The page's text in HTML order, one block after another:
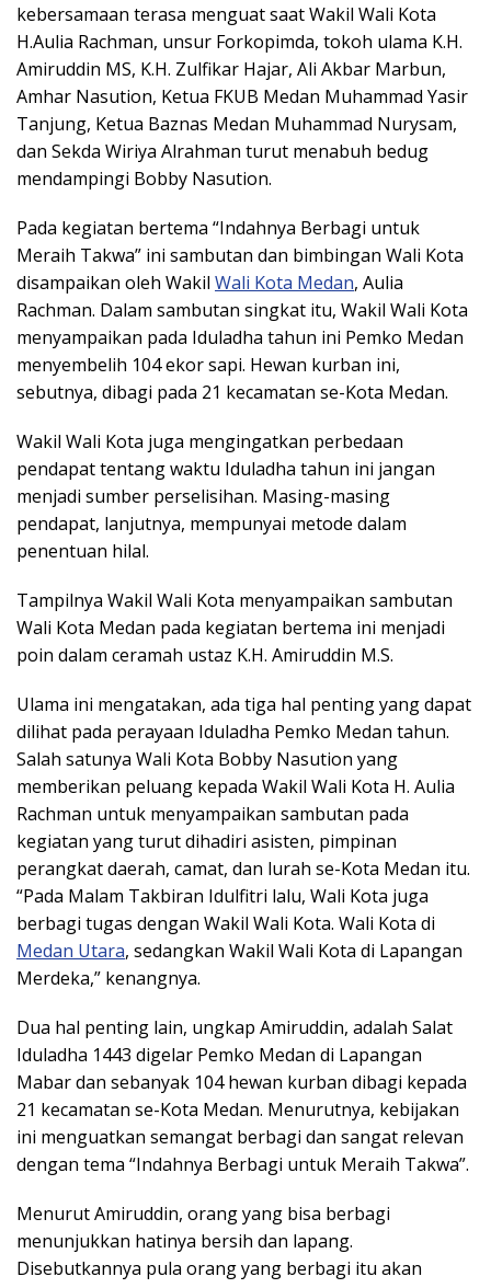
kebersamaan terasa menguat saat Wakil Wali Kota
H.Aulia Rachman, unsur Forkopimda, tokoh ulama K.H.
Amiruddin MS, K.H. Zulfikar Hajar, Ali Akbar Marbun,
Amhar Nasution, Ketua FKUB Medan Muhammad Yasir
Tanjung, Ketua Baznas Medan Muhammad Nurysam,
dan Sekda Wiriya Alrahman turut menabuh bedug
mendampingi Bobby Nasution.
Pada kegiatan bertema “Indahnya Berbagi untuk
Meraih Takwa” ini sambutan dan bimbingan Wali Kota
disampaikan oleh Wakil Wali Kota Medan, Aulia
Rachman. Dalam sambutan singkat itu, Wakil Wali Kota
menyampaikan pada Iduladha tahun ini Pemko Medan
menyembelih 104 ekor sapi. Hewan kurban ini,
sebutnya, dibagi pada 21 kecamatan se-Kota Medan.
Wakil Wali Kota juga mengingatkan perbedaan
pendapat tentang waktu Iduladha tahun ini jangan
menjadi sumber perselisihan. Masing-masing
pendapat, lanjutnya, mempunyai metode dalam
penentuan hilal.
Tampilnya Wakil Wali Kota menyampaikan sambutan
Wali Kota Medan pada kegiatan bertema ini menjadi
poin dalam ceramah ustaz K.H. Amiruddin M.S.
Ulama ini mengatakan, ada tiga hal penting yang dapat
dilihat pada perayaan Iduladha Pemko Medan tahun.
Salah satunya Wali Kota Bobby Nasution yang
memberikan peluang kepada Wakil Wali Kota H. Aulia
Rachman untuk menyampaikan sambutan pada
kegiatan yang turut dihadiri asisten, pimpinan
perangkat daerah, camat, dan lurah se-Kota Medan itu.
“Pada Malam Takbiran Idulfitri lalu, Wali Kota juga
berbagi tugas dengan Wakil Wali Kota. Wali Kota di
Medan Utara, sedangkan Wakil Wali Kota di Lapangan
Merdeka,” kenangnya.
Dua hal penting lain, ungkap Amiruddin, adalah Salat
Iduladha 1443 digelar Pemko Medan di Lapangan
Mabar dan sebanyak 104 hewan kurban dibagi kepada
21 kecamatan se-Kota Medan. Menurutnya, kebijakan
ini menguatkan semangat berbagi dan sangat relevan
dengan tema “Indahnya Berbagi untuk Meraih Takwa”.
Menurut Amiruddin, orang yang bisa berbagi
menunjukkan hatinya bersih dan lapang.
Disebutkannya pula orang yang berbagi itu akan